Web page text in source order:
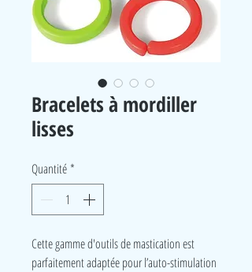
Bracelets à mordiller
lisses
Quantité *
Cette gamme d'outils de mastication est
parfaitement adaptée pour l’auto-stimulation